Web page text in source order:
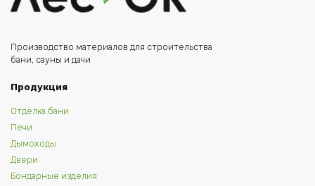
Производство материалов для строительства
бани, сауны и дачи
Продукция
Отделка бани
Печи
Дымоходы
Двери
Бондарные изделия